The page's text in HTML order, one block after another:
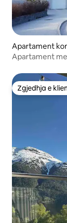
Apartament
Apartament
Zgjedhja e
Zgjedhja e